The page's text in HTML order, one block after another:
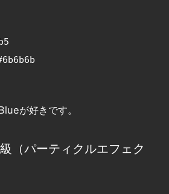
が好きです。
（パーティクルエフェク